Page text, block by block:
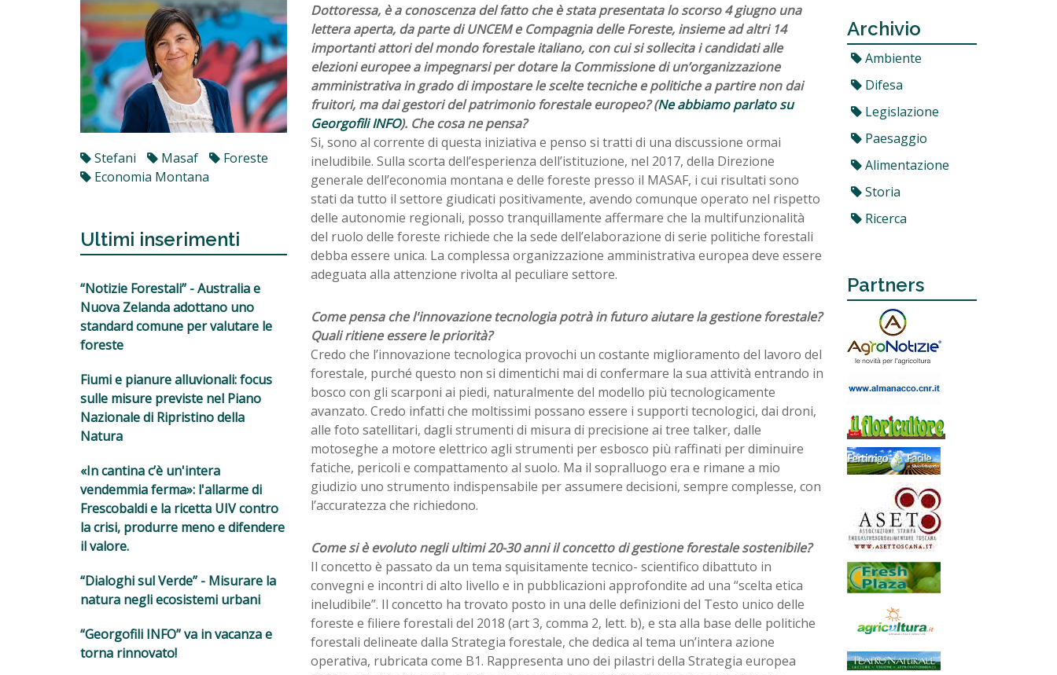
Stefani Masaf
Foreste
Economia Montana
Ultimi inserimenti
“Notizie Forestali” - Australia e
Nuova Zelanda adottano uno
standard comune per valutare le
foreste
Fiumi e pianure alluvionali: focus
sulle misure previste nel Piano
Nazionale di Ripristino della
Natura
«In cantina c’è un'intera
vendemmia ferma»: l'allarme di
Frescobaldi e la ricetta UIV contro
la crisi, produrre meno e difendere
il valore.
“Dialoghi sul Verde” - Misurare la
natura negli ecosistemi urbani
“Georgofili INFO” va in vacanza e
torna rinnovato!
Dottoressa, è a conoscenza del fatto che è stata presentata lo scorso 4 giugno una
lettera aperta, da parte di UNCEM e Compagnia delle Foreste, insieme ad altri 14
importanti attori del mondo forestale italiano, con cui si sollecita i candidati alle
elezioni europee a impegnarsi per dotare la Commissione di un’organizzazione
amministrativa in grado di impostare le scelte tecniche e politiche a partire non dai
fruitori, ma dai gestori del patrimonio forestale europeo? (Ne abbiamo parlato su
Georgofili INFO). Che cosa ne pensa?
Si, sono al corrente di questa iniziativa e penso si tratti di una discussione ormai
ineludibile. Sulla scorta dell’esperienza dell’istituzione, nel 2017, della Direzione
generale dell’economia montana e delle foreste presso il MASAF, i cui risultati sono
stati da tutto il settore giudicati positivamente, avendo comunque operato nel rispetto
delle autonomie regionali, posso tranquillamente affermare che la multifunzionalità
del ruolo delle foreste richiede che la sede dell’elaborazione di serie politiche forestali
debba essere unica. La complessa organizzazione amministrativa europea deve essere
adeguata alla attenzione rivolta al peculiare settore.
Come pensa che l'innovazione tecnologia potrà in futuro aiutare la gestione forestale?
Quali ritiene essere le priorità?
Credo che l’innovazione tecnologica provochi un costante miglioramento del lavoro del
forestale, purché questo non si dimentichi mai di confermare la sua attività entrando in
bosco con gli scarponi ai piedi, naturalmente del modello più tecnologicamente
avanzato. Credo infatti che moltissimi possano essere i supporti tecnologici, dai droni,
alle foto satellitari, dagli strumenti di misura di precisione ai tree talker, dalle
motoseghe a motore elettrico agli strumenti per esbosco più raffinati per diminuire
fatiche, pericoli e compattamento al suolo. Ma il sopralluogo era e rimane a mio
giudizio uno strumento indispensabile per assumere decisioni, sempre complesse, con
l’accuratezza che richiedono.
Come si è evoluto negli ultimi 20-30 anni il concetto di gestione forestale sostenibile?
Il concetto è passato da un tema squisitamente tecnico- scientifico dibattuto in
convegni e incontri di alto livello e in pubblicazioni approfondite ad una “scelta etica
ineludibile”. Il concetto ha trovato posto in una delle definizioni del Testo unico delle
foreste e filiere forestali del 2018 (art 3, comma 2, lett. b), e sta alla base delle politiche
forestali delineate dalla Strategia forestale, che dedica al tema un’intera azione
operativa, rubricata come B1. Rappresenta uno dei pilastri della Strategia europea
Archivio
Ambiente
Difesa
Legislazione
Paesaggio
Alimentazione
Storia
Ricerca
Partners